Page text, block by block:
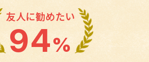
友人に勧めたい
94%